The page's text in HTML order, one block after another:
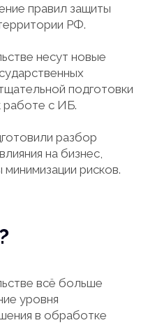
правил защиты
РФ.
несут новые
подготовки
работе с ИБ.
разбор
на бизнес,
рисков.
всё больше
уровня
в обработке